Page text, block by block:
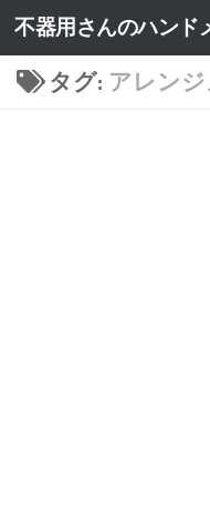
不器用さんのハンド
タグ: アレン